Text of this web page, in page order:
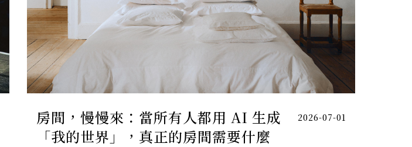
房間，慢慢來：當所有人都用 AI 生成
「我的世界」，真正的房間需要什麼
2026-07-01